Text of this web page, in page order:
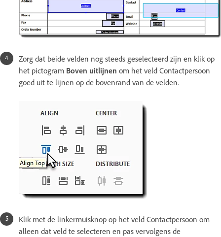
Zorg dat beide velden nog steeds geselecteerd zijn en klik op
het pictogram Boven uitlijnen om het veld Contactpersoon
goed uit te lijnen op de bovenrand van de velden.
Klik met de linkermuisknop op het veld Contactpersoon om
alleen dat veld te selecteren en pas vervolgens de